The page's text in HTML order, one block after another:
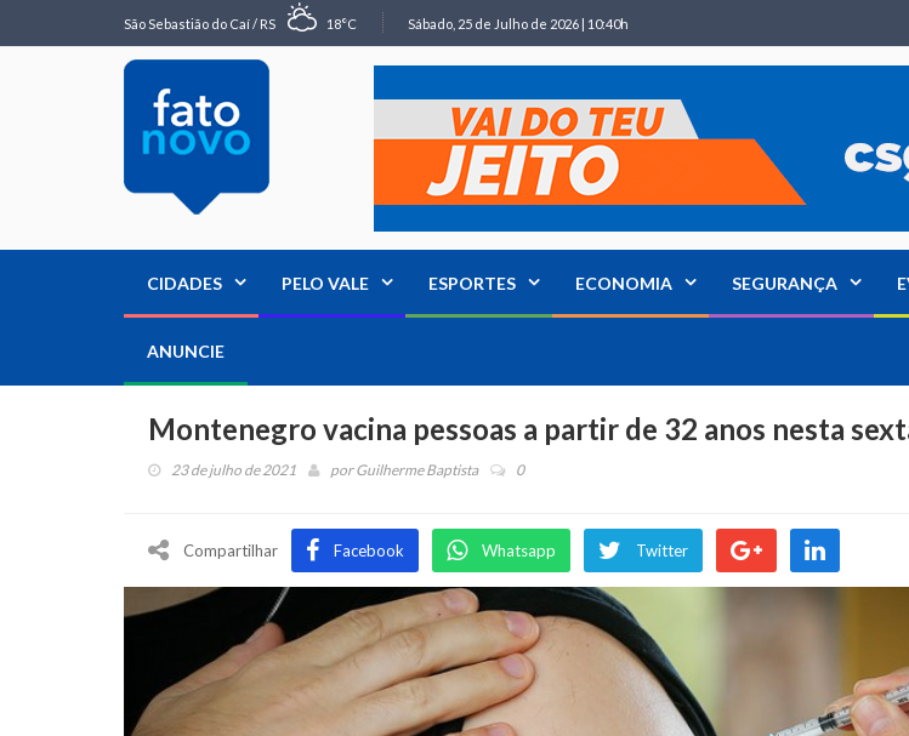
São Sebastião do Caí / RS 18°C Sábado, 25 de Julho de 2026 | 10:40h
CIDADES PELO VALE ESPORTES ECONOMIA SEGURANÇA
ANUNCIE
Montenegro vacina pessoas a partir de 32 anos nesta
23 de julho de 2021 porGuilherme Baptista 0
Compartilhar Facebook Whatsapp Twitter